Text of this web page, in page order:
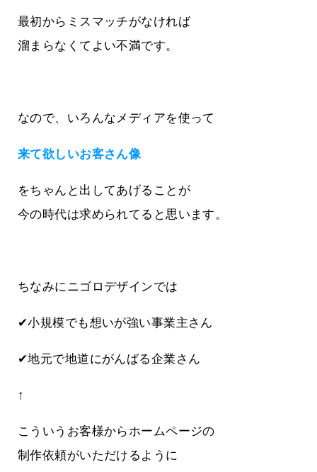
最初からミスマッチがなければ
溜まらなくてよい不満です。
なので、いろんなメディアを使って
来て欲しいお客さん像
をちゃんと出してあげることが
今の時代は求められてると思います。
ちなみにニゴロデザインでは
✔小規模でも想いが強い事業主さん
✔地元で地道にがんばる企業さん
↑
こういうお客様からホームページの
制作依頼がいただけるように